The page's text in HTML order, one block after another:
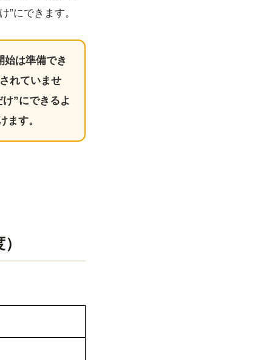
にできます。
始は準備でき
れていませ
”にできるよ
ます。